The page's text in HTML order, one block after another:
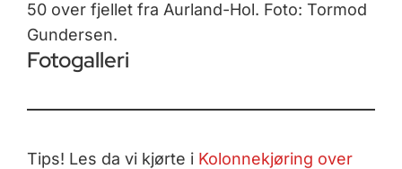
50 over fjellet fra Aurland-Hol. Foto: Tormod
Gundersen.
Fotogalleri
Tips! Les da vi kjørte i Kolonnekjøring over